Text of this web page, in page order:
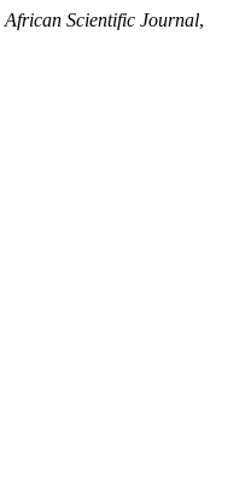
African Scientific Journal,